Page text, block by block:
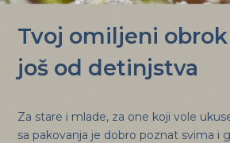
Tvoj omiljeni obrok
još od detinjstva
Za stare i mlade, za one koji vole
sa pakovanja je dobro poznat svima i